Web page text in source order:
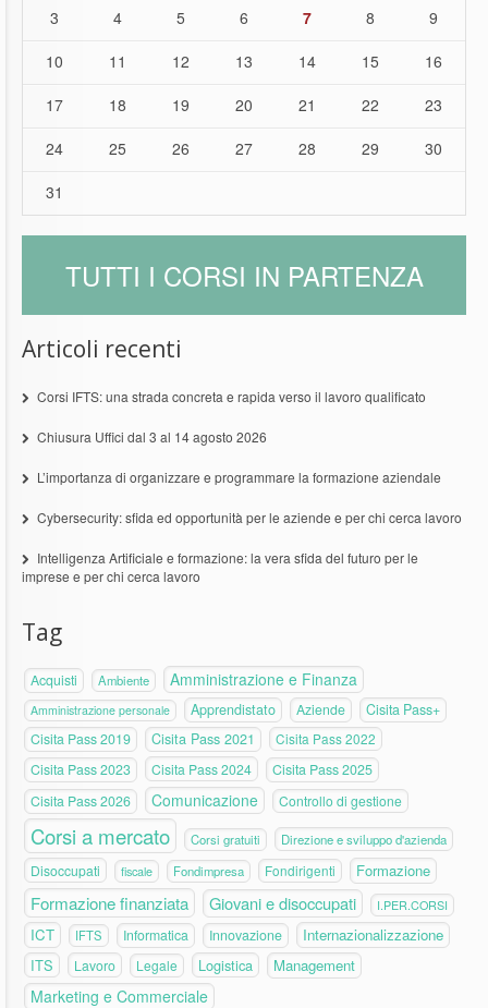
3
4 5 6 7 8
9
10
11 12 13 14 15
16
17
18 19 20 21 22
23
24
25 26 27 28 29
30
31
TUTTI I CORSI IN PARTENZA
Articoli recenti
Corsi IFTS: una strada concreta e rapida verso il lavoro qualificato
Chiusura Uffici dal 3 al 14 agosto 2026
L’importanza di organizzare e programmare la formazione aziendale
Cybersecurity: sfida ed opportunità per le aziende e per chi cerca lavoro
Intelligenza Artificiale e formazione: la vera sfida del futuro per le
imprese e per chi cerca lavoro
Tag
Acquisti Ambiente Amministrazione e Finanza
Amministrazione personale Apprendistato Aziende
Cisita Pass+
Cisita Pass 2019
Cisita Pass 2021 Cisita Pass 2022
Cisita Pass 2023 Cisita Pass 2024
Cisita Pass 2025
Cisita Pass 2026
Comunicazione Controllo di gestione
Corsi a mercato Corsi gratuiti Direzione e sviluppo d'azienda
Disoccupati fiscale Fondimpresa Fondirigenti Formazione
Formazione finanziata Giovani e disoccupati I.PER.CORSI
ICT IFTS Informatica Innovazione
Internazionalizzazione
ITS
Lavoro Legale Logistica Management
Marketing e Commerciale